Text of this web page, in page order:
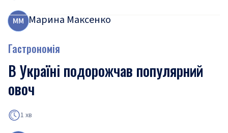
ММ Марина Максенко
Гастрономія
В Україні подорожчав популярний
овоч
1 хв